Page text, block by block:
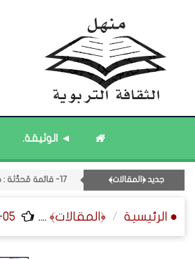
◄ الوثيقة.
جديد ﴿المقالات﴾
14- قائمة مُثبتة : مشرف منهل الثقافة التربوية.
18- قائمة مُحدَّثة : مختارات من حديث ﴿الساعة﴾.
16- قائمة مُثبتة : فريق منهل الثقافة التربوية.
15- قائمة مُثبتة : إدارة منهل الثقافة التربوية.
12- القسم الثاني عشر : الثقافة ﴿الرياضية - المعرفية - المستقبلية﴾.
17- قائمة مُحدَّثة : جديد المشاركات.
● الرئيسية ﴿المقالات﴾ .... 05- القسم الخامس : الثقافة ﴿المكانية - الصحية - الاقتصادية﴾.